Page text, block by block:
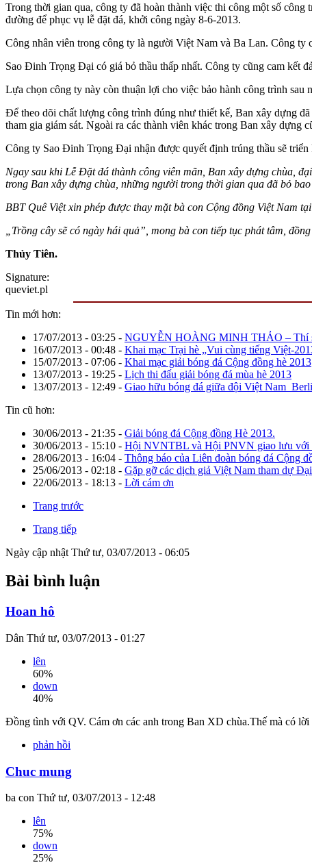
Trong thời gian qua, công ty đã hoàn thành việc thi công một số
đường để phục vụ lễ đặt đá, khởi công ngày 8-6-2013.
Công nhân viên trong công ty là người Việt Nam và Ba Lan. Công ty
Sao Đinh Trọng Đại có giá bỏ thầu thấp nhất. Công ty cũng cam kết
Lựa chọn công ty này còn thuận lợi cho việc bảo hành công trình sau
Để theo dõi chất lượng công trình đúng như thiết kế, Ban xây dựng
tham gia giám sát. Ngoài ra các thành viên khác trong Ban xây
Công ty Sao Đinh Trọng Đại nhận được quyết định trúng thầu sẽ
Ngay sau khi Lễ Đặt đá thành công viên mãn, Ban xây dựng chùa,
trong Ban xây dựng chùa, những người trong thời gian qua đã bỏ
BBT Quê Việt xin phép được thay mặt bà con Cộng đồng Việt Nam
„Trồng cây sẽ có ngày hái quả”, mong bà con tiếp tục phát tâm,
Thủy Tiên.
Signature:
queviet.pl
Tin mới hơn:
17/07/2013 - 03:25 - NGUYỄN HOÀNG MINH THẢO – Thí
16/07/2013 - 00:48 - Khai mạc Trại hè „Vui cùng tiếng Việt-
15/07/2013 - 07:06 - Khai mạc giải bóng đá Cộng đồng hè 2013
13/07/2013 - 19:25 - Lịch thi đấu giải bóng đá mùa hè 2013
13/07/2013 - 12:49 - Giao hữu bóng đá giữa đội Việt
Tin cũ hơn:
30/06/2013 - 21:35 - Giải bóng đá Cộng đồng Hè 2013.
30/06/2013 - 15:10 - Hội NVNTBL và Hội PNVN giao lưu với
28/06/2013 - 16:04 - Thông báo của Liên đoàn bóng đá Cộng
25/06/2013 - 02:18 - Gặp gỡ các dịch giả Việt Nam tham dự
22/06/2013 - 18:13 - Lời cám ơn
Trang trước
Trang tiếp
Ngày cập nhật Thứ tư, 03/07/2013 - 06:05
Bài bình luận
Hoan hô
Dân Thứ tư, 03/07/2013 - 01:27
lên
60%
down
40%
Đồng tình với QV. Cám ơn các anh trong Ban XD chùa.Thế mà có
phản hồi
Chuc mung
ba con Thứ tư, 03/07/2013 - 12:48
lên
75%
down
25%